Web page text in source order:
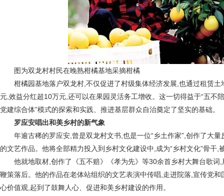
图为双龙村村民在晚熟柑橘基地采摘柑橘
柑橘园基地落户双龙村,不仅促进了村级集体经济发展,也通过租赁
元,效益分红超10万元,还可以在果园灵活务工增收。这一切得益于“五不
党建综合体”模式的探索和实践、推进基层群众自治奠定了坚实的基础。
罗应安唱出和美乡村的新气象
年逾古稀的罗应安,曾是双龙村文书,也是一位“乡土作家”,创作了大
的文艺作品。他将全部精力投入到乡村文化建设中,成为“乡村文化”骨干,
他就地取材,创作了《五不赔》《孝为先》等30余首乡村大舞台歌词
鞭策落后。他的作品在老体站组织的文艺表演中传唱,走进院落,宣传党
心价值观,起到了鼓舞人心、促进和美乡村建设的作用。